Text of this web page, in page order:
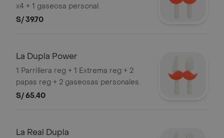
x4 + 1 gaseosa personal.
S/ 39.70
La Dupla Power
1 Parrillera reg + 1 Extrema reg + 2
papas reg + 2 gaseosas personales.
S/ 65.40
La Real Dupla